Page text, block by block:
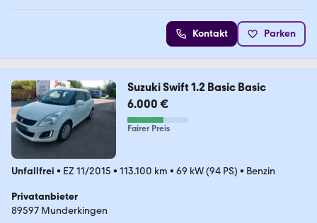
Kontakt Parken
Suzuki Swift 1.2 Basic Basic
6.000 €
Fairer Preis
Unfallfrei • EZ 11/2015 • 113.100 km • 69 kW (94 PS) • Benzin
Privatanbieter
89597 Munderkingen